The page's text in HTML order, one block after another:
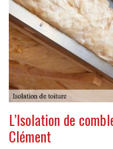
L’Isolation de
Clément